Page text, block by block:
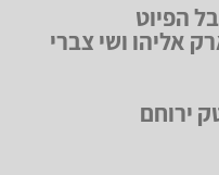
הפיוט
אליהו ושי צברי
ירוחם